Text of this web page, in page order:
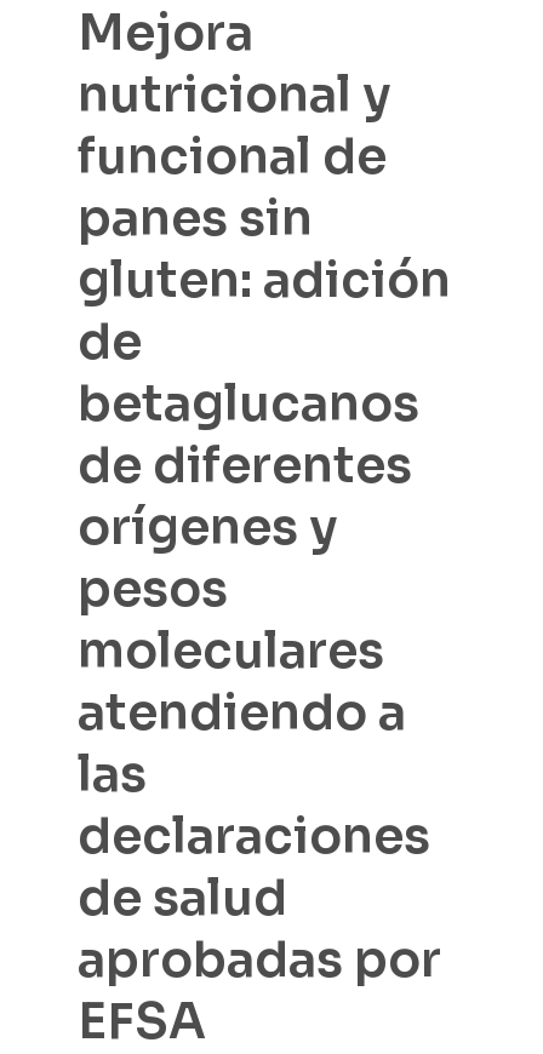
Mejora
nutricional y
funcional de
panes sin
gluten: adición
de
betaglucanos
de diferentes
orígenes y
pesos
moleculares
atendiendo a
las
declaraciones
de salud
aprobadas por
EFSA